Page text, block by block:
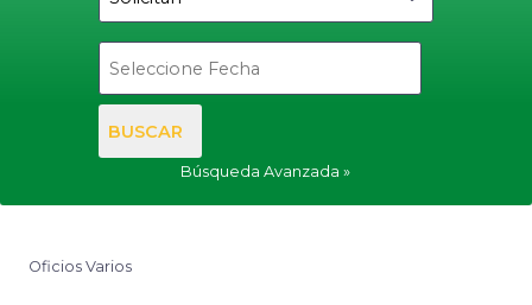
BUSCAR
Búsqueda Avanzada
Oficios Varios